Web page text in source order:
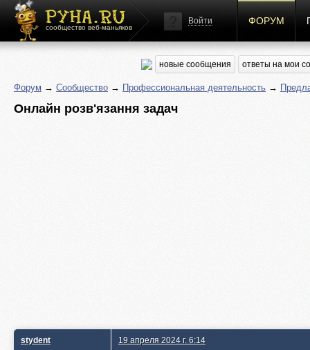
сообщество веб-маньяков
Войти ФОРУМ
новые сообщения ответы на мои
Форум → Сообщество → Профессиональная деятельность →
Онлайн розв'язання задач
stydent 19 апреля 2024 г. 6:14